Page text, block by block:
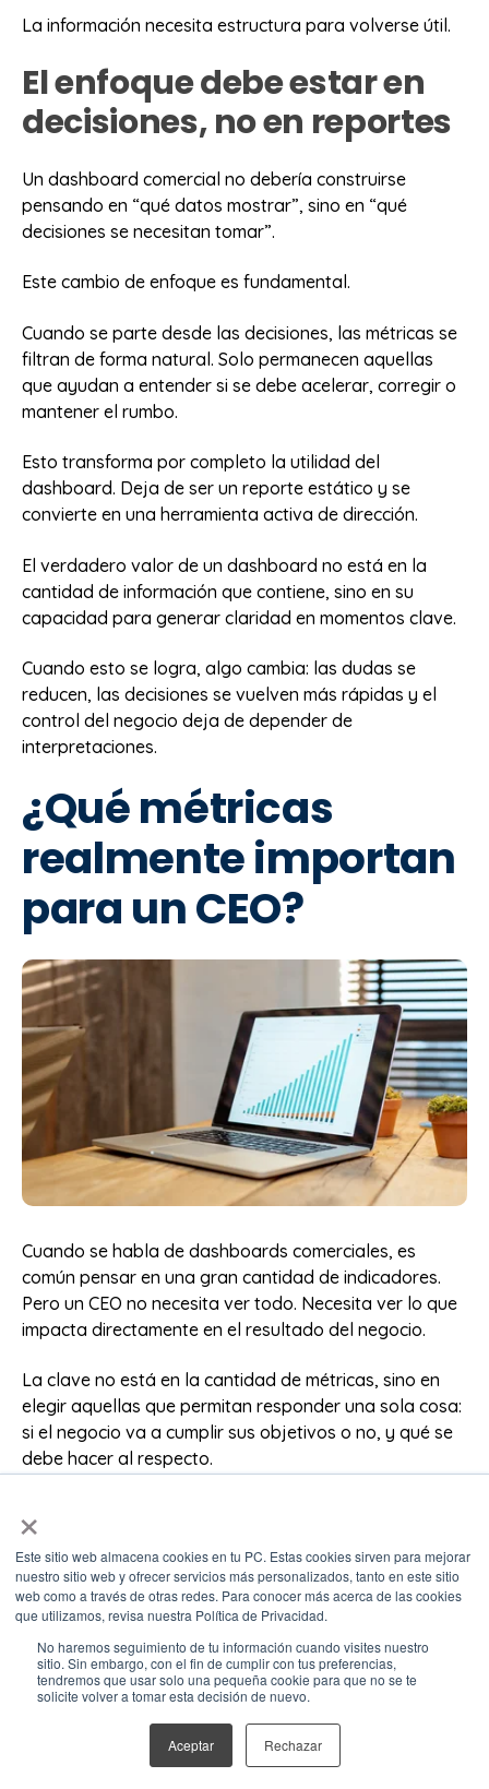
×
Este sitio web almacena cookies en tu PC. Estas cookies sirven para mejorar
nuestro sitio web y ofrecer servicios más personalizados, tanto en este sitio
web como a través de otras redes. Para conocer más acerca de las cookies
que utilizamos, revisa nuestra Política de Privacidad.
No haremos seguimiento de tu información cuando visites nuestro
sitio. Sin embargo, con el fin de cumplir con tus preferencias,
tendremos que usar solo una pequeña cookie para que no se te
solicite volver a tomar esta decisión de nuevo.
Aceptar Rechazar
La información necesita estructura para volverse útil.
El enfoque debe estar en
decisiones, no en reportes
Un dashboard comercial no debería construirse
pensando en “qué datos mostrar”, sino en “qué
decisiones se necesitan tomar”.
Este cambio de enfoque es fundamental.
Cuando se parte desde las decisiones, las métricas se
filtran de forma natural. Solo permanecen aquellas
que ayudan a entender si se debe acelerar, corregir o
mantener el rumbo.
Esto transforma por completo la utilidad del
dashboard. Deja de ser un reporte estático y se
convierte en una herramienta activa de dirección.
El verdadero valor de un dashboard no está en la
cantidad de información que contiene, sino en su
capacidad para generar claridad en momentos clave.
Cuando esto se logra, algo cambia: las dudas se
reducen, las decisiones se vuelven más rápidas y el
control del negocio deja de depender de
interpretaciones.
¿Qué métricas
realmente importan
para un CEO?
Cuando se habla de dashboards comerciales, es
común pensar en una gran cantidad de indicadores.
Pero un CEO no necesita ver todo. Necesita ver lo que
impacta directamente en el resultado del negocio.
La clave no está en la cantidad de métricas, sino en
elegir aquellas que permitan responder una sola cosa:
si el negocio va a cumplir sus objetivos o no, y qué se
debe hacer al respecto.
El valor real del pipeline
Una de las métricas más importantes, y muchas veces
mal entendida, es el valor del pipeline.
No se trata solo de sumar todas las oportunidades
abiertas, sino de entender cuánto de ese pipeline tiene
una probabilidad real de convertirse en ingresos.
Cuando el pipeline está bien estructurado, permite